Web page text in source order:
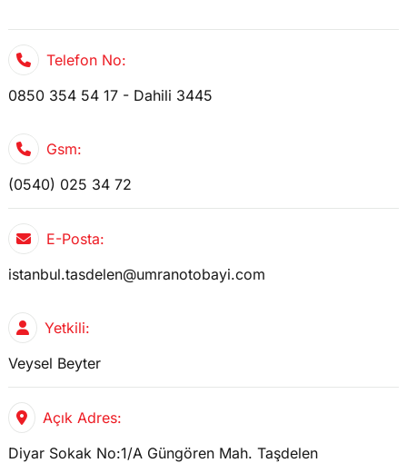
Telefon No:
0850 354 54 17 - Dahili 3445
Gsm:
(0540) 025 34 72
E-Posta:
istanbul.tasdelen@umranotobayi.com
Yetkili:
Veysel Beyter
Açık Adres:
Diyar Sokak No:1/A Güngören Mah. Taşdelen